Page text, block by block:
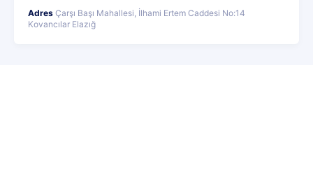
Adres Çarşı Başı Mahallesi, İlhami Ertem Caddesi No:14
Kovancılar Elazığ